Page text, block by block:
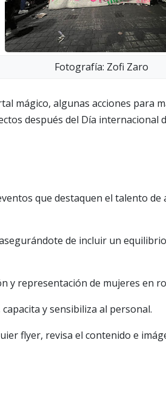
Fotografía: Zofi Zaro
mágico, algunas acciones para
después del Día internacional
que destaquen el talento
de incluir un
y representación de mujeres en
y sensibiliza al personal.
flyer, revisa el contenido e